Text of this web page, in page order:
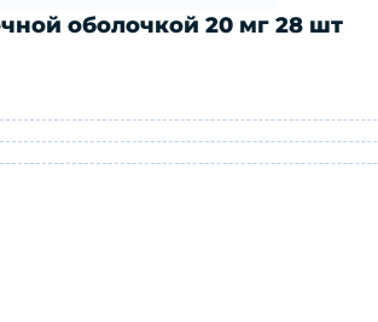
оболочкой 20 мг 28 шт
оболочкой 20